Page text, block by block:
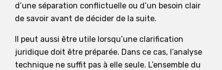
d’une séparation conflictuelle ou d’un besoin clair
de savoir avant de décider de la suite.
Il peut aussi être utile lorsqu’une clarification
juridique doit être préparée. Dans ce cas, l’analyse
technique ne suffit pas à elle seule. L’ensemble du